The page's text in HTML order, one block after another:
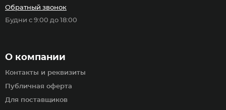
О компании
Контакты и реквизиты
Публичная оферта
Для поставщиков
Обратный звонок
Будни с 9:00 до 18:00